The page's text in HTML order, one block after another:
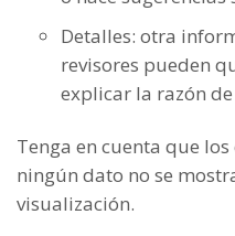
Detalles: otra
revisores pueden
explicar la razón
Tenga en cuenta que
ningún dato no se
visualización.